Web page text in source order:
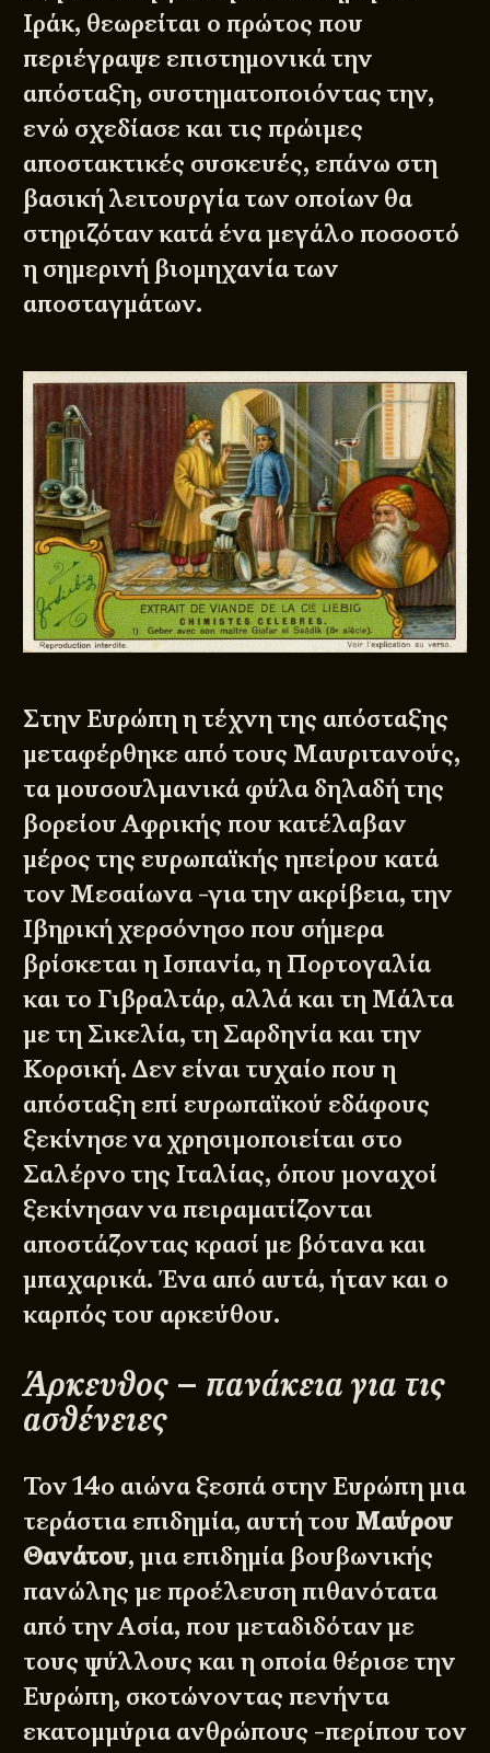
Ιράκ, θεωρείται ο πρώτος που
περιέγραψε επιστημονικά την
απόσταξη, συστηματοποιόντας την,
ενώ σχεδίασε και τις πρώιμες
αποστακτικές συσκευές, επάνω στη
βασική λειτουργία των οποίων θα
στηριζόταν κατά ένα μεγάλο ποσοστό
η σημερινή βιομηχανία των
αποσταγμάτων.
Στην Ευρώπη η τέχνη της απόσταξης
μεταφέρθηκε από τους Μαυριτανούς,
τα μουσουλμανικά φύλα δηλαδή της
βορείου Αφρικής που κατέλαβαν
μέρος της ευρωπαϊκής ηπείρου κατά
τον Μεσαίωνα -για την ακρίβεια, την
Ιβηρική χερσόνησο που σήμερα
βρίσκεται η Ισπανία, η Πορτογαλία
και το Γιβραλτάρ, αλλά και τη Μάλτα
με τη Σικελία, τη Σαρδηνία και την
Κορσική. Δεν είναι τυχαίο που η
απόσταξη επί ευρωπαϊκού εδάφους
ξεκίνησε να χρησιμοποιείται στο
Σαλέρνο της Ιταλίας, όπου μοναχοί
ξεκίνησαν να πειραματίζονται
αποστάζοντας κρασί με βότανα και
μπαχαρικά. Ένα από αυτά, ήταν και ο
καρπός του αρκεύθου.
Άρκευθος – πανάκεια για τις
ασθένειες
Τον 14ο αιώνα ξεσπά στην Ευρώπη μια
τεράστια επιδημία, αυτή του Μαύρου
Θανάτου, μια επιδημία βουβωνικής
πανώλης με προέλευση πιθανότατα
από την Ασία, που μεταδιδόταν με
τους ψύλλους και η οποία θέρισε την
Ευρώπη, σκοτώνοντας πενήντα
εκατομμύρια ανθρώπους -περίπου τον